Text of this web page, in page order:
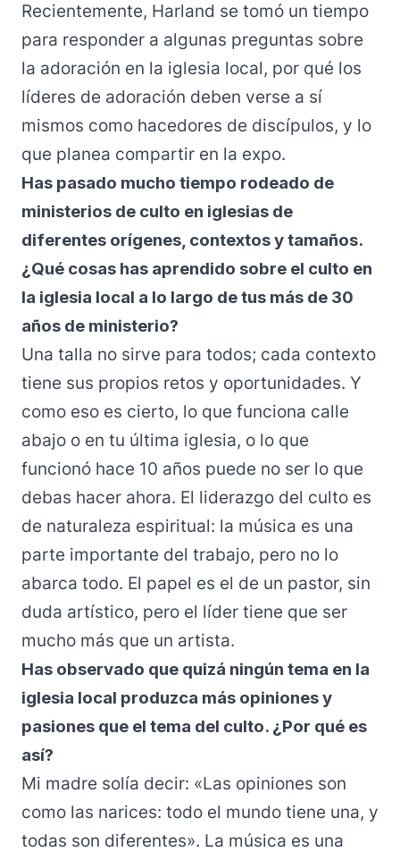
Recientemente, Harland se tomó un tiempo
para responder a algunas preguntas sobre
la adoración en la iglesia local, por qué los
líderes de adoración deben verse a sí
mismos como hacedores de discípulos, y lo
que planea compartir en la expo.
Has pasado mucho tiempo rodeado de
ministerios de culto en iglesias de
diferentes orígenes, contextos y tamaños.
¿Qué cosas has aprendido sobre el culto en
la iglesia local a lo largo de tus más de 30
años de ministerio?
Una talla no sirve para todos; cada contexto
tiene sus propios retos y oportunidades. Y
como eso es cierto, lo que funciona calle
abajo o en tu última iglesia, o lo que
funcionó hace 10 años puede no ser lo que
debas hacer ahora. El liderazgo del culto es
de naturaleza espiritual: la música es una
parte importante del trabajo, pero no lo
abarca todo. El papel es el de un pastor, sin
duda artístico, pero el líder tiene que ser
mucho más que un artista.
Has observado que quizá ningún tema en la
iglesia local produzca más opiniones y
pasiones que el tema del culto. ¿Por qué es
así?
Mi madre solía decir: «Las opiniones son
como las narices: todo el mundo tiene una, y
todas son diferentes». La música es una